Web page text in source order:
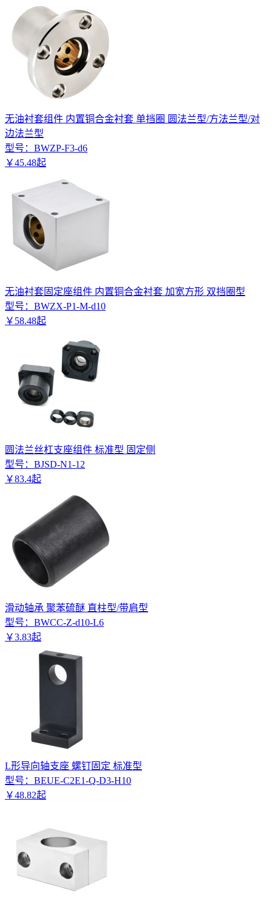
无油衬套组件 内置铜合金衬套 单挡圈 圆法兰型/方法兰型/对
边法兰型
型号： BWZP-F3-d6
￥45.48起
无油衬套固定座组件 内置铜合金衬套 加宽方形 双挡圈型
型号： BWZX-P1-M-d10
￥ 58.48起
圆法兰丝杠支座组件 标准型 固定侧
型号： BJSD-N1-12
￥83.4起
滑动轴承 聚苯硫醚 直柱型/带肩型
型号： BWCC-Z-d10-L6
￥3.83起
L形导向轴支座 螺钉固定 标准型
型号： BEUE-C2E1-Q-D3-H10
￥48.82起